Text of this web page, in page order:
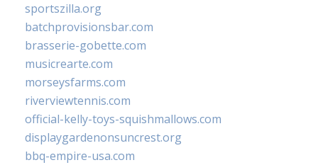
sportszilla.org
batchprovisionsbar.com
brasserie-gobette.com
musicrearte.com
morseysfarms.com
riverviewtennis.com
official-kelly-toys-squishmallows.com
displaygardenonsuncrest.org
bbq-empire-usa.com